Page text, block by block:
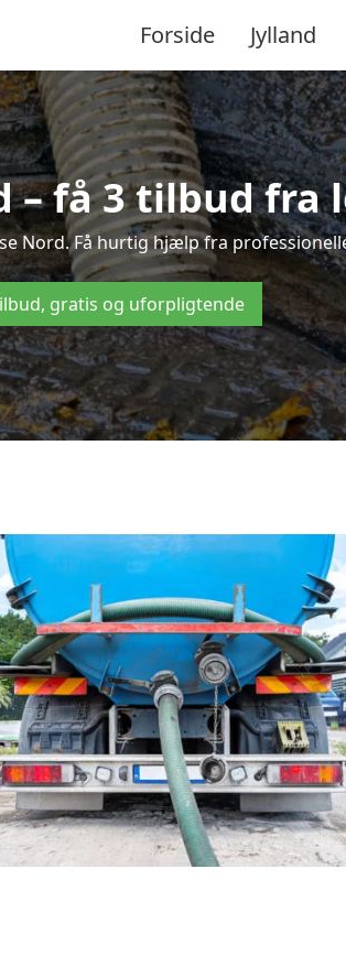
Forside Jylland
– få 3 tilbud fra
Nord. Få hurtig hjælp fra
gratis og uforpligtende